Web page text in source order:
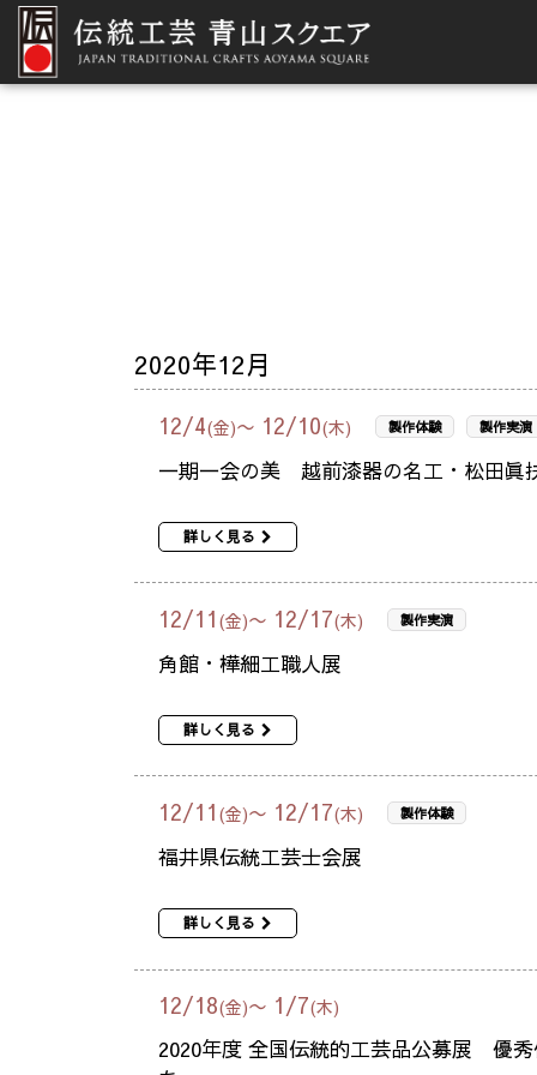
2020年12月
12/4(金)〜 12/10(木) 製作体験 製作実演
一期一会の美 越前漆器の名工・松田眞
詳しく見る
12/11 (金)〜 12/17(木) 製作実演
角館・樺細工職人展
詳しく見る
12/11 (金)〜 12/17(木) 製作体験
福井県伝統工芸士会展
詳しく見る
12/18(金)〜 1 /7(木)
2020年度 全国伝統的工芸品公募展 優